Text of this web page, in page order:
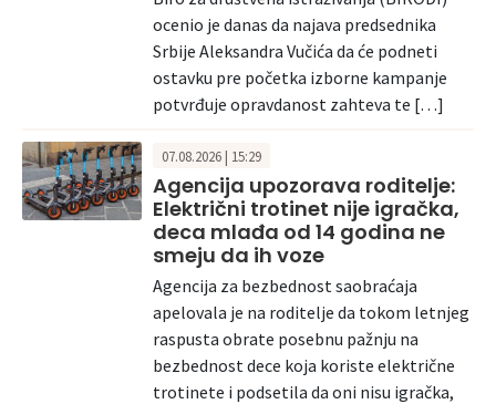
ocenio je danas da najava predsednika
Srbije Aleksandra Vučića da će podneti
ostavku pre početka izborne kampanje
potvrđuje opravdanost zahteva te […]
07.08.2026 | 15:29
Agencija upozorava roditelje:
Električni trotinet nije igračka,
deca mlađa od 14 godina ne
smeju da ih voze
Agencija za bezbednost saobraćaja
apelovala je na roditelje da tokom letnjeg
raspusta obrate posebnu pažnju na
bezbednost dece koja koriste električne
trotinete i podsetila da oni nisu igračka,